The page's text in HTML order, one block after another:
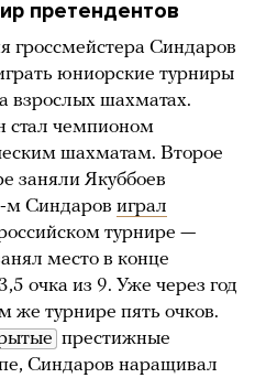
претендентов
гроссмейстера Синдаров
юниорские турниры
взрослых шахматах.
стал чемпионом
шахматам. Второе
заняли Якуббоев
м Синдаров играл
турнире —
место в конце
очка из 9. Уже через год
же турнире пять очков.
престижные
Синдаров наращивал